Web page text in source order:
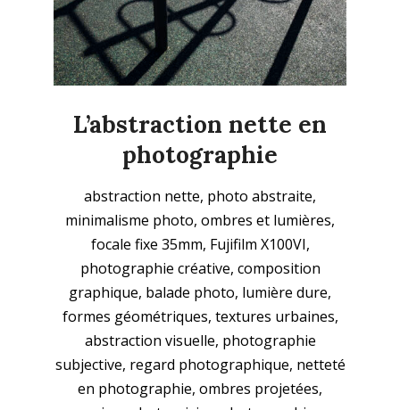
L’abstraction nette en
photographie
23
abstraction nette, photo abstraite,
minimalisme photo, ombres et lumières,
focale fixe 35mm, Fujifilm X100VI,
photographie créative, composition
graphique, balade photo, lumière dure,
formes géométriques, textures urbaines,
abstraction visuelle, photographie
subjective, regard photographique, netteté
en photographie, ombres projetées,